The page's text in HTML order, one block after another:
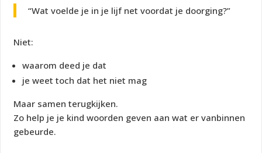
“Wat voelde je in je lijf net voordat je doorging?”
Niet:
waarom deed je dat
je weet toch dat het niet mag
Maar samen terugkijken.
Zo help je je kind woorden geven aan wat er vanbinnen
gebeurde.